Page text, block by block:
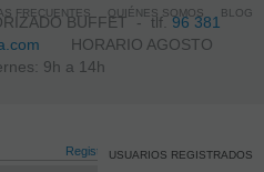
BUFFET -tlf.96 381
HORARIO AGOSTO
9h a 14h
Registro /Iniciar sesión
USUARIOS REGISTRADOS
FRECUENTES QUIÉNES SOMOS BLOG